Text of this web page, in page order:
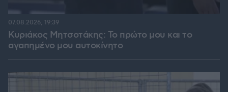
Κυριάκος Μητσοτάκης: Το πρώτο μου και το
αγαπημένο μου αυτοκίνητο
07.08.2026, 19:39